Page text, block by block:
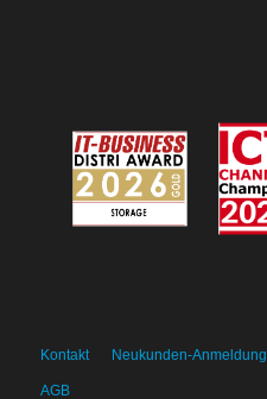
Kontakt Neukunden-Anmeldung
AGB